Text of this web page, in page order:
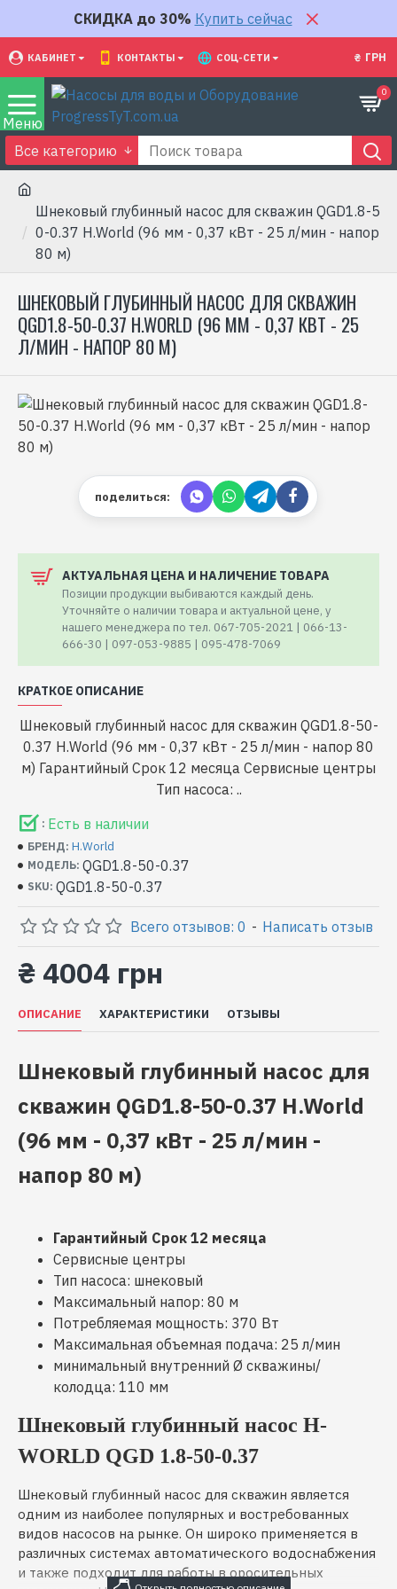
СКИДКА до 30% Купить сейчас
КАБИНЕТ КОНТАКТЫ СОЦ-СЕТИ ₴ ГРН
0
Все категорию
Шнековый глубинный насос для скважин QGD1.8-5
0-0.37 H.World (96 мм - 0,37 кВт - 25 л/мин - напор
80 м)
ШНЕКОВЫЙ ГЛУБИННЫЙ НАСОС ДЛЯ СКВАЖИН
QGD1.8-50-0.37 H.WORLD (96 ММ - 0,37 КВТ - 25
Л/МИН - НАПОР 80 М)
поделиться:
АКТУАЛЬНАЯ ЦЕНА И НАЛИЧЕНИЕ ТОВАРА
Позиции продукции выбиваются каждый день.
Уточняйте о наличии товара и актуальной цене, у
нашего менеджера по тел. 067-705-2021 | 066-13-
666-30 | 097-053-9885 | 095-478-7069
КРАТКОЕ ОПИСАНИЕ
Шнековый глубинный насос для скважин QGD1.8-50-
0.37 H.World (96 мм - 0,37 кВт - 25 л/мин - напор 80
м) Гарантийный Срок 12 месяца Cервисные центры
Тип насоса: ..
: Есть в наличии
БРЕНД: H.World
МОДЕЛЬ: QGD1.8-50-0.37
SKU: QGD1.8-50-0.37
Всего отзывов: 0 - Написать отзыв
₴ 4004 грн
ОПИСАНИЕ ХАРАКТЕРИСТИКИ ОТЗЫВЫ
Шнековый глубинный насос для
скважин QGD1.8-50-0.37 H.World
(96 мм - 0,37 кВт - 25 л/мин -
напор 80 м)
Гарантийный Срок 12 месяца
Cервисные центры
Тип насоса: шнековый
Максимальный напор: 80 м
Потребляемая мощность: 370 Вт
Максимальная объемная подача: 25 л/мин
минимальный внутренний Ø скважины/
колодца: 110 мм
Шнековый глубинный насос H-
WORLD QGD 1.8-50-0.37
Шнековый глубинный насос для скважин является
одним из наиболее популярных и востребованных
видов насосов на рынке. Он широко применяется в
различных системах автоматического водоснабжения
и также подходит для работы в оросительных